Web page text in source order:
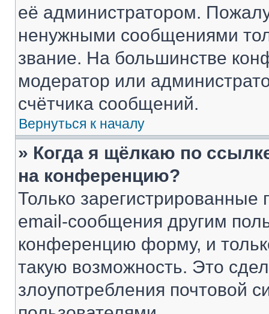
её администратором.
ненужными сообщениями
звание. На большинстве
модератор или
счётчика сообщений.
Вернуться к началу
» Когда я щёлкаю по
на конференцию?
Только зарегистрированные
email-сообщения другим
конференцию форму, и
такую возможность. Это
злоупотребления почтовой